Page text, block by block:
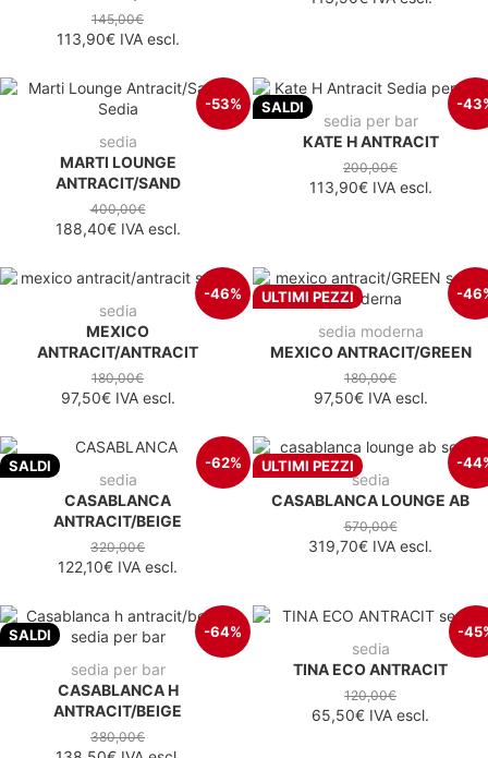
145,00€
113,90€IVA escl.
-53%
sedia
MARTI LOUNGE
ANTRACIT/SAND
400,00€
188,40€IVA escl.
SALDI -
sedia per bar
KATE H ANTRACIT
200,00€
113,90€IVA escl.
-46%
sedia
MEXICO
ANTRACIT/ANTRACIT
180,00€
97,50€IVA escl.
ULTIMI PEZZI -
sedia moderna
MEXICO ANTRACIT/GREEN
180,00€
97,50€IVA escl.
SALDI -62%
sedia
CASABLANCA
ANTRACIT/BEIGE
320,00€
122,10€ IVA escl.
ULTIMI PEZZI -
sedia
CASABLANCA LOUNGE AB
570,00€
319,70€ IVA escl.
SALDI -64%
sedia per bar
CASABLANCA H
ANTRACIT/BEIGE
380,00€
-
sedia
TINA ECO ANTRACIT
120,00€
65,50€ IVA escl.